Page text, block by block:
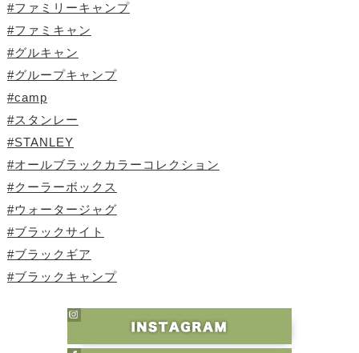
#ファミリーキャンプ
#ファミキャン
#グルキャン
#グループキャンプ
#camp
#スタンレー
#STANLEY
#オールブラックカラーコレクション
#クーラーボックス
#ウォータージャグ
#ブラックサイト
#ブラックギア
#ブラックキャンプ